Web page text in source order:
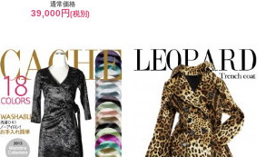
通常価格
39,000円(税別)